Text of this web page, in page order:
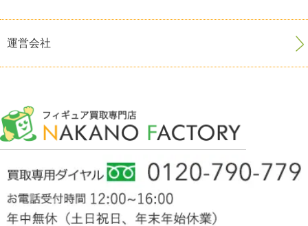
運営会社